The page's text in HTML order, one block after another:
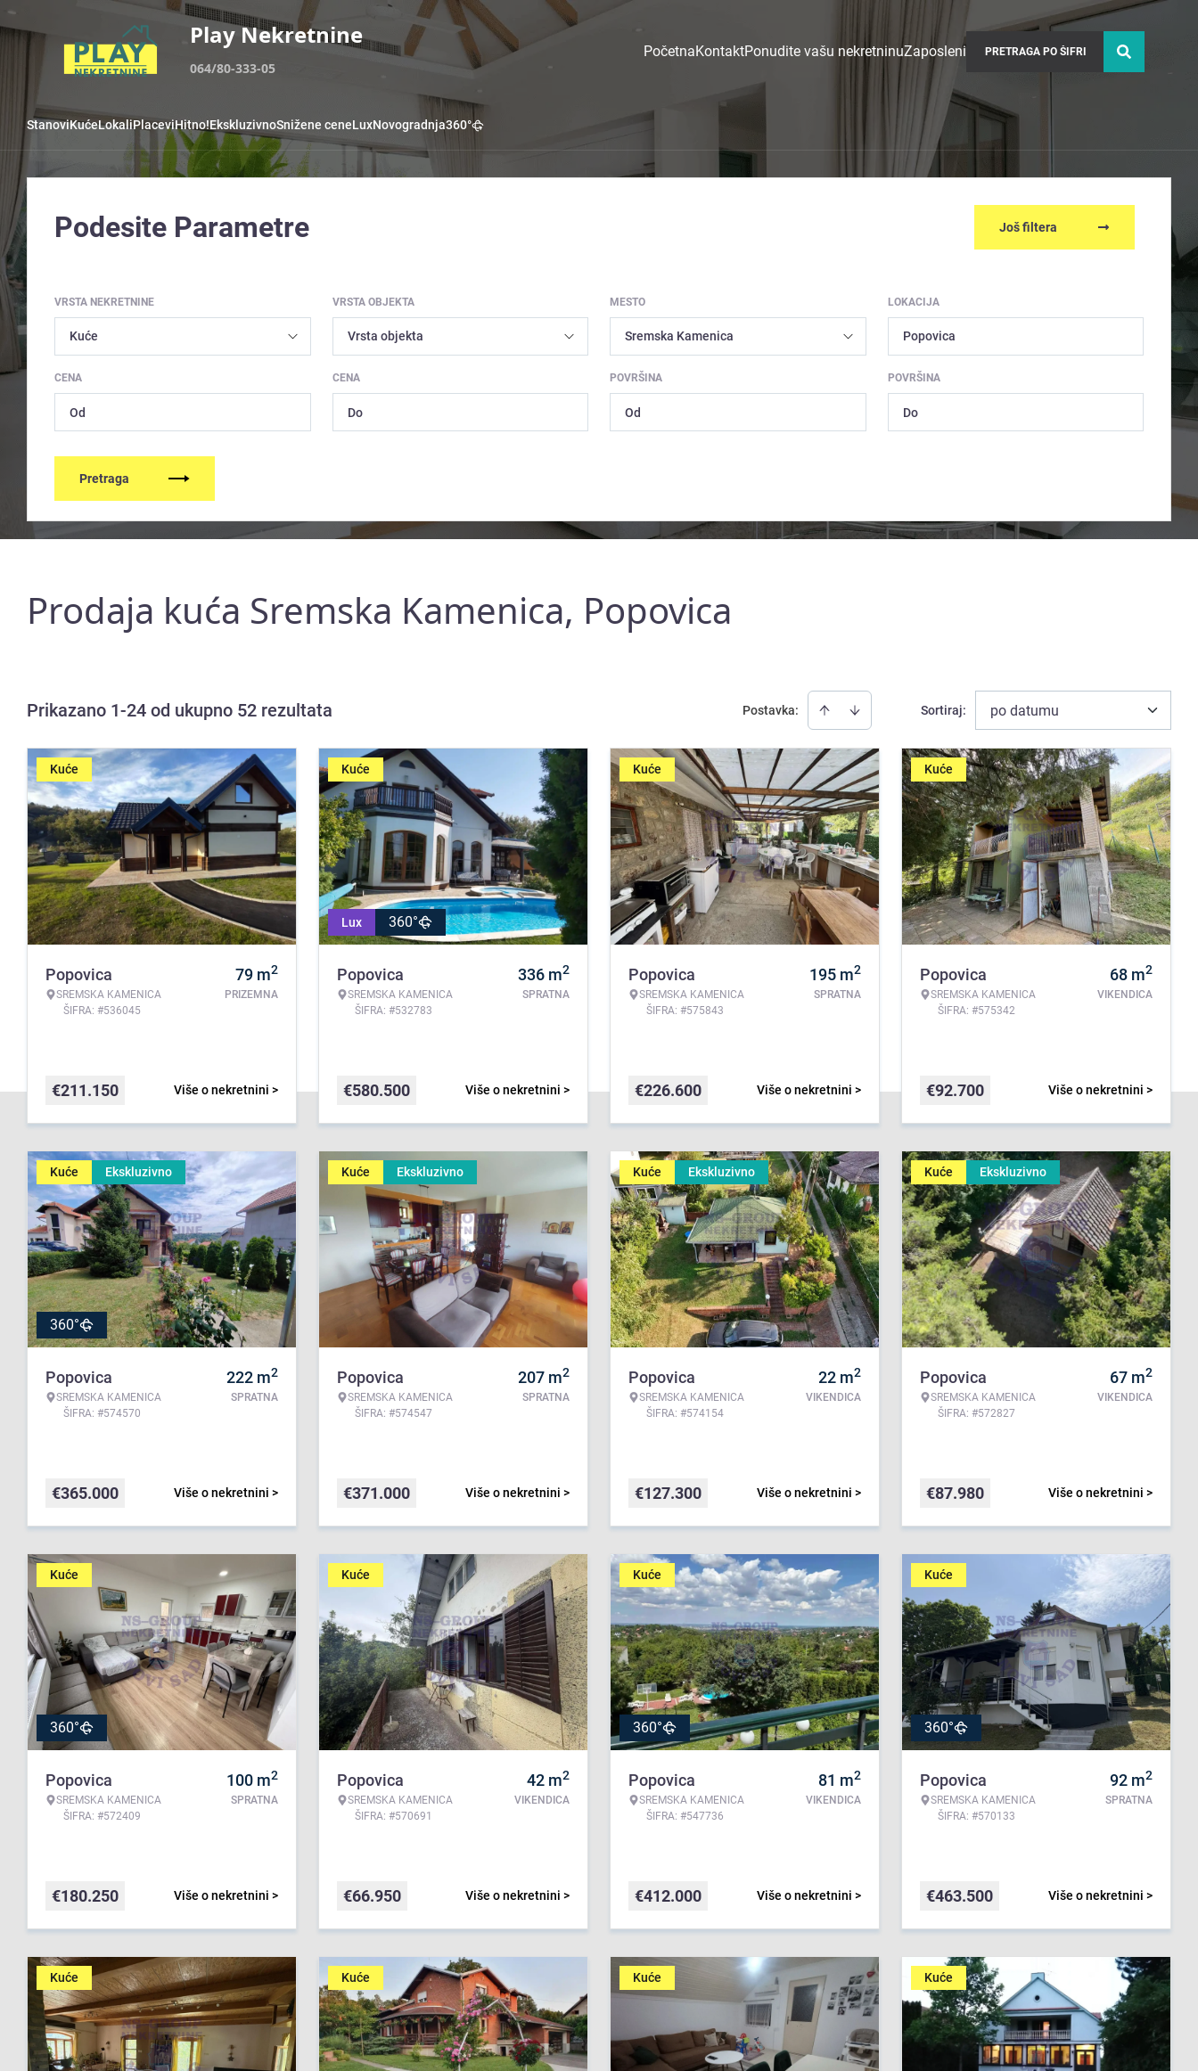
Play Nekretnine
064/80-333-05
PočetnaKontaktPonudite vašu nekretninuZaposleni
StanoviKućeLokaliPlaceviHitno!EkskluzivnoSnižene ceneLuxNovogradnja360°
Podesite Parametre Još filtera
VRSTA NEKRETNINE VRSTA OBJEKTA MESTO LOKACIJA
Popovica
CENA CENA POVRŠINA POVRŠINA
Pretraga
Prodaja kuća Sremska Kamenica, Popovica
Prikazano 1-24 od ukupno 52 rezultata Postavka: Sortiraj: po datumu
Kuće
Popovica
SREMSKA KAMENICA
ŠIFRA: #536045
79 m2
PRIZEMNA
Više o nekretnini >
€211.150
Kuće
Lux 360°
Popovica
SREMSKA KAMENICA
ŠIFRA: #532783
336 m2
SPRATNA
Više o nekretnini >
€580.500
Kuće
Popovica
SREMSKA KAMENICA
ŠIFRA: #575843
195 m2
SPRATNA
Više o nekretnini >
€226.600
Kuće
Popovica
SREMSKA KAMENICA
ŠIFRA: #575342
68 m2
VIKENDICA
Više o nekretnini >
€92.700
Kuće Ekskluzivno
360°
Popovica
SREMSKA KAMENICA
ŠIFRA: #574570
222 m2
SPRATNA
Više o nekretnini >
€365.000
Kuće Ekskluzivno
Popovica
SREMSKA KAMENICA
ŠIFRA: #574547
207 m2
SPRATNA
Više o nekretnini >
€371.000
Kuće Ekskluzivno
Popovica
SREMSKA KAMENICA
ŠIFRA: #574154
22 m2
VIKENDICA
Više o nekretnini >
€127.300
Kuće Ekskluzivno
Popovica
SREMSKA KAMENICA
ŠIFRA: #572827
67 m2
VIKENDICA
Više o nekretnini >
€87.980
Kuće
360°
Popovica
SREMSKA KAMENICA
ŠIFRA: #572409
100 m2
SPRATNA
Više o nekretnini >
€180.250
Kuće
Popovica
SREMSKA KAMENICA
ŠIFRA: #570691
42 m2
VIKENDICA
Više o nekretnini >
€66.950
Kuće
360°
Popovica
SREMSKA KAMENICA
ŠIFRA: #547736
81 m2
VIKENDICA
Više o nekretnini >
€412.000
Kuće
360°
Popovica
SREMSKA KAMENICA
ŠIFRA: #570133
92 m2
SPRATNA
Više o nekretnini >
€463.500
Kuće Kuće Kuće Kuće